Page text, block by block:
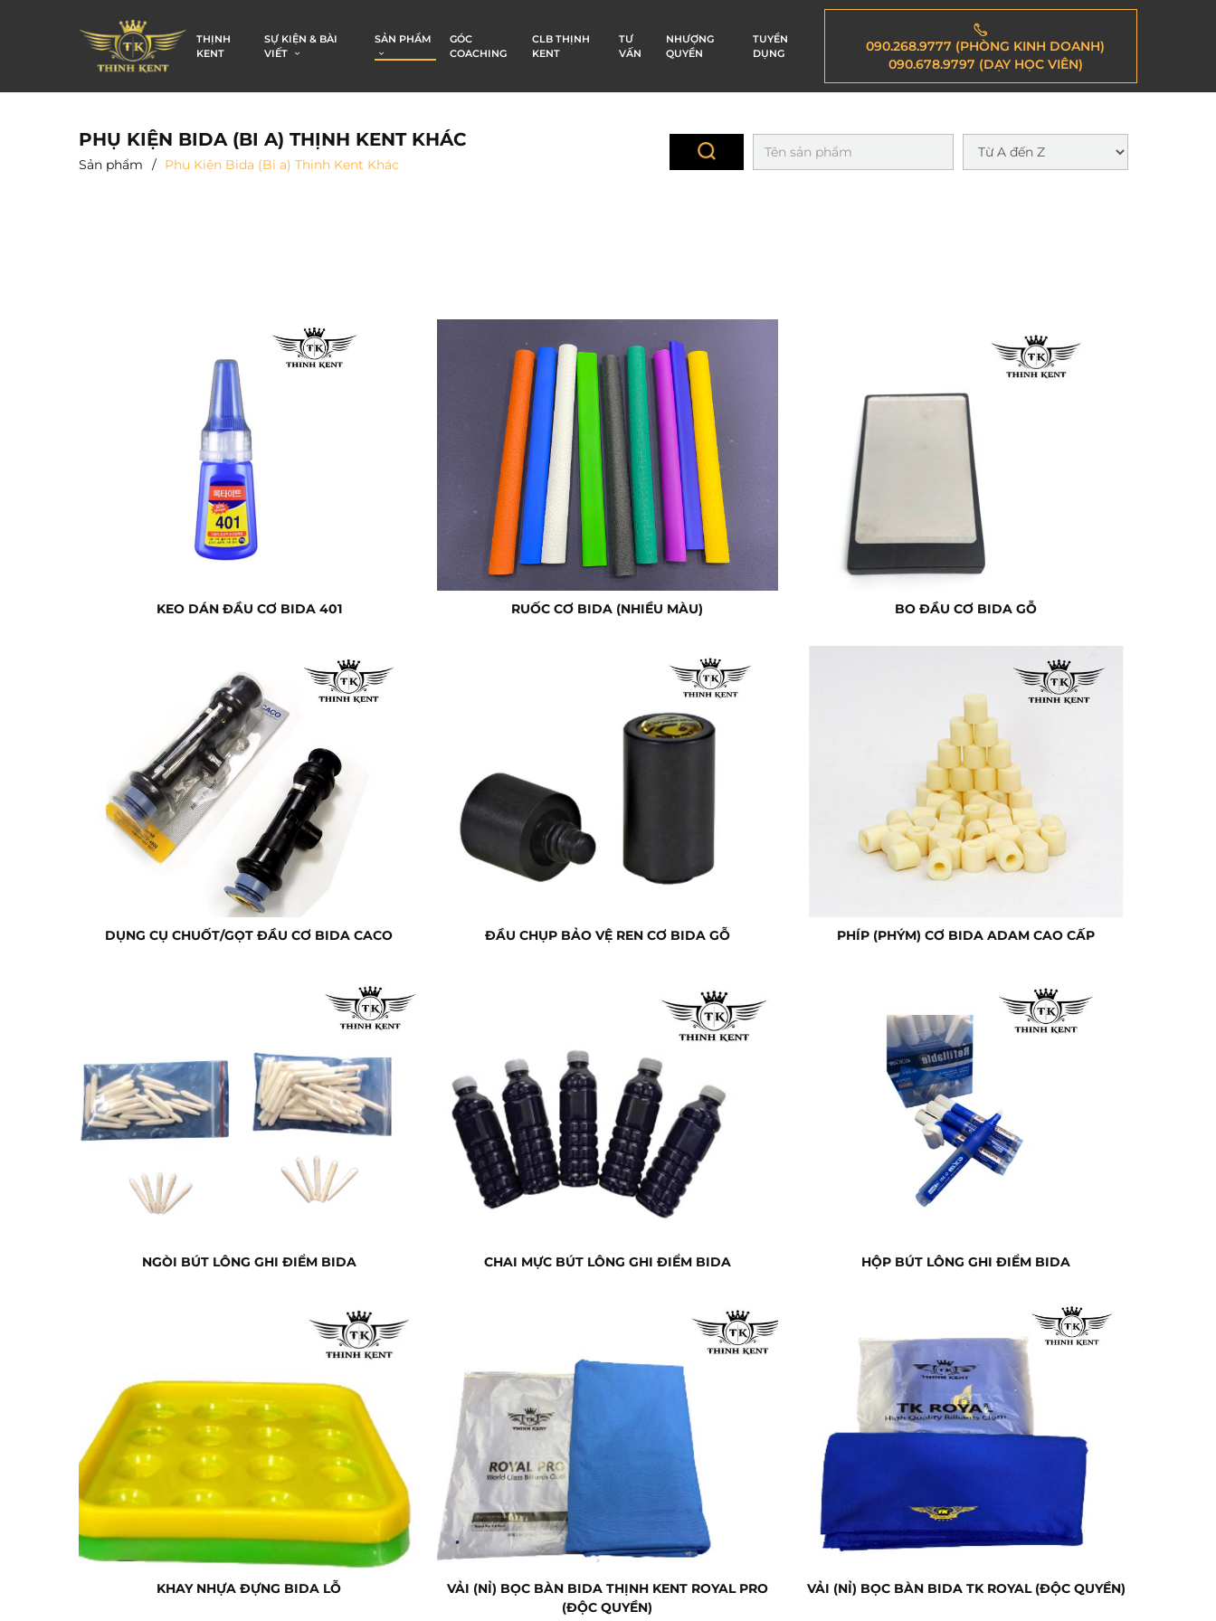
THỊNH
KENT
SỰ KIỆN & BÀI
VIẾT
SẢN PHẨM
GÓC
COACHING
CLB THỊNH
KENT
TƯ
VẤN
NHƯỢNG
QUYỀN
TUYỂN
DỤNG
090.268.9777 (PHÒNG KINH DOANH)
090.678.9797 (DẠY HỌC VIÊN)
PHỤ KIỆN BIDA (BI A) THỊNH KENT KHÁC
Sản phẩm Phụ Kiện Bida (Bi a) Thịnh Kent Khác
KEO DÁN ĐẦU CƠ BIDA 401 RUỐC CƠ BIDA (NHIỀU MÀU) BO ĐẦU CƠ BIDA GỖ
DỤNG CỤ CHUỐT/GỌT ĐẦU CƠ BIDA CACO ĐẦU CHỤP BẢO VỆ REN CƠ BIDA GỖ PHÍP (PHÝM) CƠ BIDA ADAM CAO CẤP
NGÒI BÚT LÔNG GHI ĐIỂM BIDA CHAI MỰC BÚT LÔNG GHI ĐIỂM BIDA HỘP BÚT LÔNG GHI ĐIỂM BIDA
KHAY NHỰA ĐỰNG BIDA LỖ
VẢI (NỈ) BỌC BÀN BIDA THỊNH KENT ROYAL PRO
(ĐỘC QUYỀN)
VẢI (NỈ) BỌC BÀN BIDA TK ROYAL (ĐỘC QUYỀN)